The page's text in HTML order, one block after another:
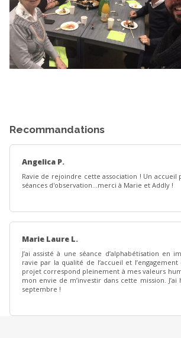
Recommandations
Angelica P.
Ravie de rejoindre cette association ! Un accueil
séances d'observation...merci à Marie et Addly !
Marie Laure L.
J’ai assisté à une séance d’alphabétisation en
ravie par la qualité de l’accueil et l’engagement
projet correspond pleinement à mes valeurs
mon envie de m’investir dans cette mission.
septembre !